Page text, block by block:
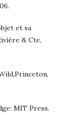
et sa
& Cte,
MIT Press.